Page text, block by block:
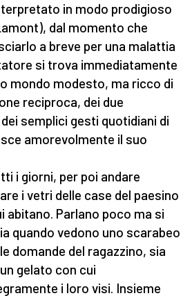
in modo prodigioso
dal momento che
a breve per una malattia
si trova immediatamente
mondo modesto, ma ricco di
reciproca, dei due
semplici gesti quotidiani di
amorevolmente il suo
i giorni, per poi andare
i vetri delle case del paesino
abitano. Parlano poco ma si
quando vedono uno scarabeo
domande del ragazzino, sia
gelato con cui
i loro visi. Insieme